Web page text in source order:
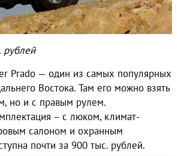
рублей
Prado — один из самых популярных
Востока. Там его можно взять
но и с правым рулем.
– с люком, климат-
салоном и охранным
почти за 900 тыс. рублей.